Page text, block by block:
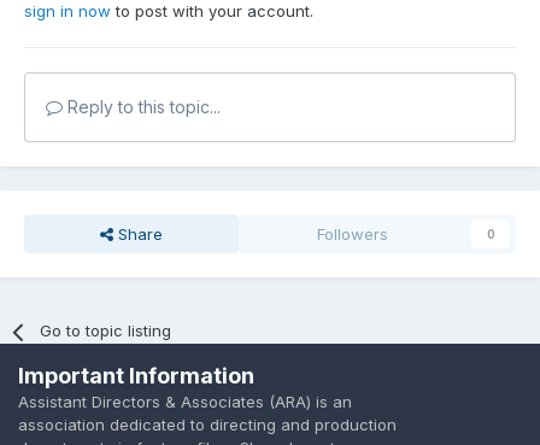
sign in now to post with your account.
Reply to this topic...
Share Followers 0
Go to topic listing
Important Information
Assistant Directors & Associates (ARA) is an
association dedicated to directing and production